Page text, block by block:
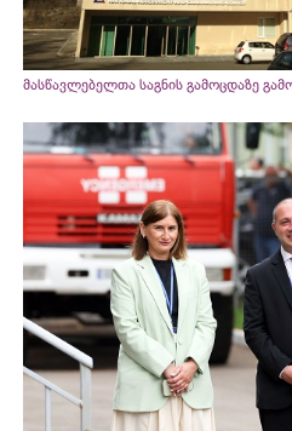
მასწავლებელთა საგნის გამოცდაზე